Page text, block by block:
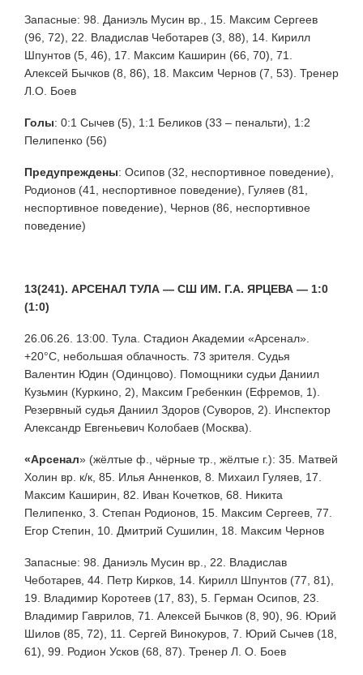
Запасные: 98. Даниэль Мусин вр., 15. Максим Сергеев
(96, 72), 22. Владислав Чеботарев (3, 88), 14. Кирилл
Шпунтов (5, 46), 17. Максим Каширин (66, 70), 71.
Алексей Бычков (8, 86), 18. Максим Чернов (7, 53). Тренер
Л.О. Боев
Голы: 0:1 Сычев (5), 1:1 Беликов (33 – пенальти), 1:2
Пелипенко (56)
Предупреждены: Осипов (32, неспортивное поведение),
Родионов (41, неспортивное поведение), Гуляев (81,
неспортивное поведение), Чернов (86, неспортивное
поведение)
13(241). АРСЕНАЛ ТУЛА — СШ ИМ. Г.А. ЯРЦЕВА — 1:0
(1:0)
26.06.26. 13:00. Тула. Стадион Академии «Арсенал».
+20°С, небольшая облачность. 73 зрителя. Судья
Валентин Юдин (Одинцово). Помощники судьи Даниил
Кузьмин (Куркино, 2), Максим Гребенкин (Ефремов, 1).
Резервный судья Даниил Здоров (Суворов, 2). Инспектор
Александр Евгеньевич Колобаев (Москва).
«Арсенал» (жёлтые ф., чёрные тр., жёлтые г.): 35. Матвей
Холин вр. к/к, 85. Илья Анненков, 8. Михаил Гуляев, 17.
Максим Каширин, 82. Иван Кочетков, 68. Никита
Пелипенко, 3. Степан Родионов, 15. Максим Сергеев, 77.
Егор Степин, 10. Дмитрий Сушилин, 18. Максим Чернов
Запасные: 98. Даниэль Мусин вр., 22. Владислав
Чеботарев, 44. Петр Кирков, 14. Кирилл Шпунтов (77, 81),
19. Владимир Коротеев (17, 83), 5. Герман Осипов, 23.
Владимир Гаврилов, 71. Алексей Бычков (8, 90), 96. Юрий
Шилов (85, 72), 11. Сергей Винокуров, 7. Юрий Сычев (18,
61), 99. Родион Усков (68, 87). Тренер Л. О. Боев